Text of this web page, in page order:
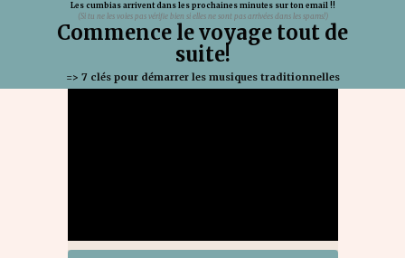
Les cumbias arrivent dans les prochaines minutes sur ton email !!
(Si tu ne les voies pas vérifie bien si elles ne sont pas arrivées dans les spams!)
Commence le voyage tout de
suite!
=> 7 clés pour démarrer les musiques traditionnelles